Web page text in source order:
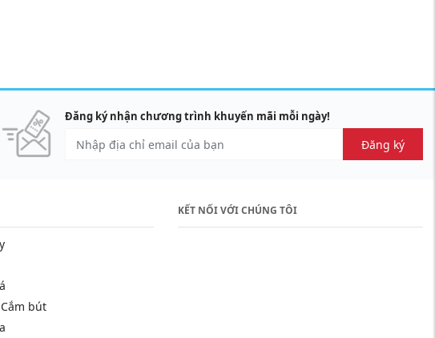
Đăng ký nhận chương trình khuyến mãi mỗi ngày!
Đăng ký
bút
KẾT NỐI VỚI CHÚNG TÔI